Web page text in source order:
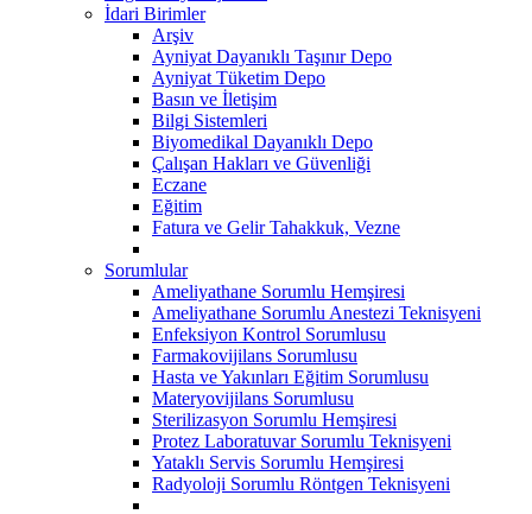
İdari Birimler
Arşiv
Ayniyat Dayanıklı Taşınır Depo
Ayniyat Tüketim Depo
Basın ve İletişim
Bilgi Sistemleri
Biyomedikal Dayanıklı Depo
Çalışan Hakları ve Güvenliği
Eczane
Eğitim
Fatura ve Gelir Tahakkuk, Vezne
Sorumlular
Ameliyathane Sorumlu Hemşiresi
Ameliyathane Sorumlu Anestezi Teknisyeni
Enfeksiyon Kontrol Sorumlusu
Farmakovijilans Sorumlusu
Hasta ve Yakınları Eğitim Sorumlusu
Materyovijilans Sorumlusu
Sterilizasyon Sorumlu Hemşiresi
Protez Laboratuvar Sorumlu Teknisyeni
Yataklı Servis Sorumlu Hemşiresi
Radyoloji Sorumlu Röntgen Teknisyeni